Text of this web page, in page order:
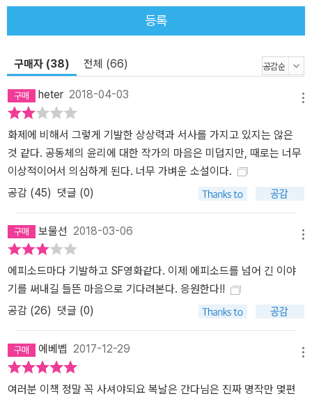
등록
구매자 (38) 전체 (66)
heter 2018-04-03
화제에 비해서 그렇게 기발한 상상력과 서사를 가지고 있지는 않은
것 같다. 공동체의 윤리에 대한 작가의 마음은 미덥지만, 때로는 너무
이상적이어서 의심하게 된다. 너무 가벼운 소설이다.
공감 (45) 댓글 (0)
보물선 2018-03-06
에피소드마다 기발하고 SF영화같다. 이제 에피소드를 넘어 긴 이야
기를 써내길 들뜬 마음으로 기다려본다. 응원한다!!
공감 (26) 댓글 (0)
에베벱 2017-12-29
여러분 이책 정말 꼭 사셔야되요 복날은 간다님은 진짜 명작만 몇편